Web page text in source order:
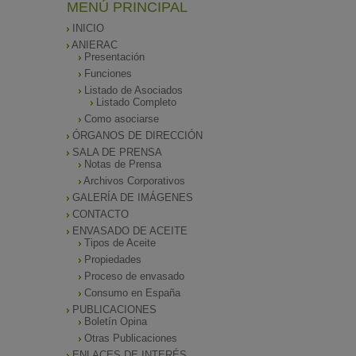
MENÚ PRINCIPAL
INICIO
ANIERAC
Presentación
Funciones
Listado de Asociados
Listado Completo
Como asociarse
ÓRGANOS DE DIRECCIÓN
SALA DE PRENSA
Notas de Prensa
Archivos Corporativos
GALERÍA DE IMÁGENES
CONTACTO
ENVASADO DE ACEITE
Tipos de Aceite
Propiedades
Proceso de envasado
Consumo en España
PUBLICACIONES
Boletín Opina
Otras Publicaciones